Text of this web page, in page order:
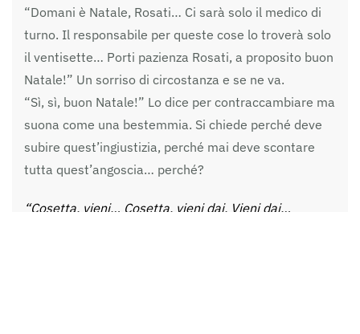
“Domani è Natale, Rosati… Ci sarà solo il medico di
turno. Il responsabile per queste cose lo troverà solo
il ventisette… Porti pazienza Rosati, a proposito buon
Natale!” Un sorriso di circostanza e se ne va.
“Sì, sì, buon Natale!” Lo dice per contraccambiare ma
suona come una bestemmia. Si chiede perché deve
subire quest’ingiustizia, perché mai deve scontare
tutta quest’angoscia… perché?
“Cosetta, vieni… Cosetta, vieni dai. Vieni dai…